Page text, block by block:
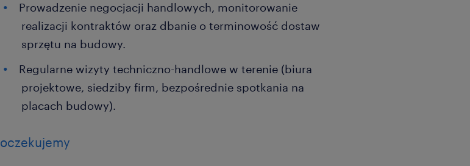
Prowadzenie negocjacji handlowych, monitorowanie
realizacji kontraktów oraz dbanie o terminowość dostaw
sprzętu na budowy.
Regularne wizyty techniczno-handlowe w terenie (biura
projektowe, siedziby firm, bezpośrednie spotkania na
placach budowy).
oczekujemy